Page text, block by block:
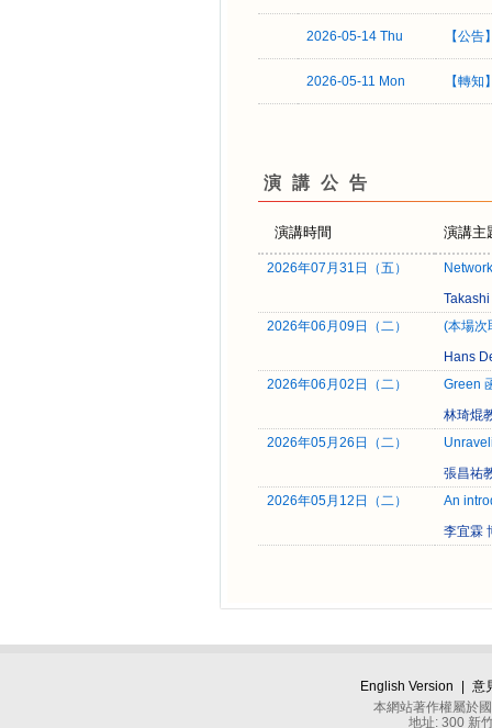
2026-05-14 Thu 【公
2026-05-11 Mon 【轉
演講公告
演講時間 演講主
2026年07月31日（五）
2026年06月09日（二）
(本場次
Hans
2026年06月02日（二）
Green
林琦焜
2026年05月26日（二）
張昌祐
2026年05月12日（二）
An
李宜霖
English Version
意
本網站著作權屬於
地址: 300 新